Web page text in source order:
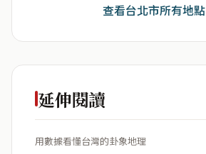
查看台北市所有地點
延伸閱讀
用數據看懂台灣的卦象地理